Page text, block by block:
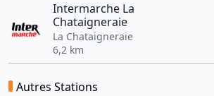
Intermarche La
Chataigneraie
La Chataigneraie
6,2 km
Autres Stations